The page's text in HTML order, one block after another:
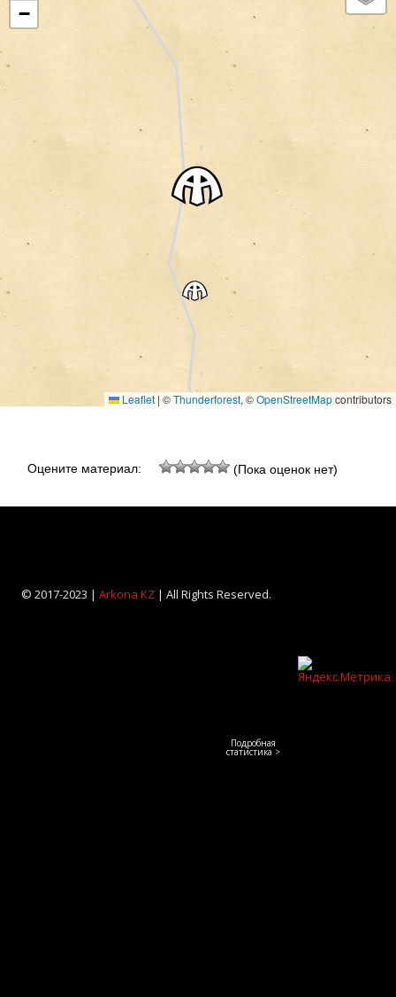
−
Leaflet | ©Thunderforest, ©OpenStreetMapcontributors
Оцените материал: (Пока оценок нет)
© 2017-2023 | Arkona KZ| All Rights Reserved.
Подробная
статистика >